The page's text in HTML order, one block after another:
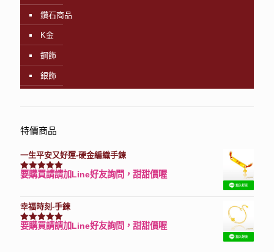
鑽石商品
K金
鋼飾
銀飾
特價商品
一生平安又好運-硬金編織手鍊
評分7740滿分 5
要購買請請加Line好友詢問，甜甜價喔
幸福時刻-手鍊
評分3150滿分 5
要購買請請加Line好友詢問，甜甜價喔